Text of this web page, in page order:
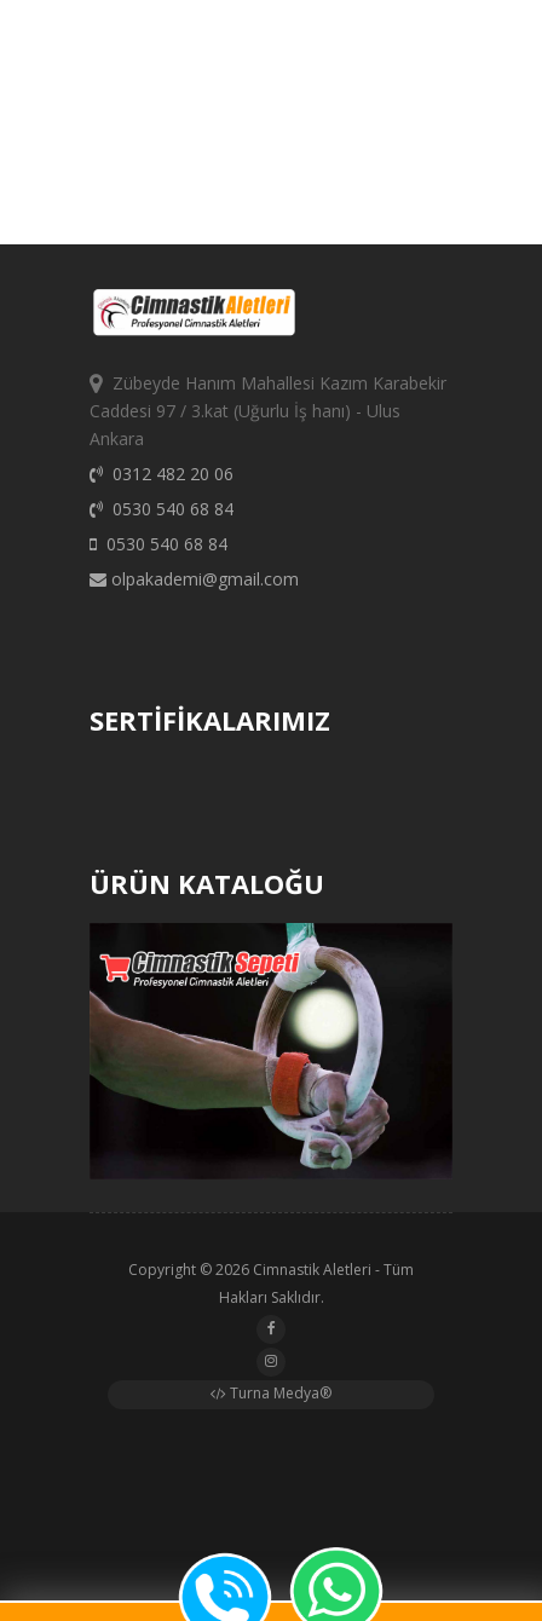
Zübeyde Hanım Mahallesi Kazım Karabekir
Caddesi 97 / 3.kat (Uğurlu İş hanı) - Ulus
Ankara
0312 482 20 06
0530 540 68 84
0530 540 68 84
olpakademi@gmail.com
SERTİFİKALARIMIZ
ÜRÜN KATALOĞU
Copyright © 2026 Cimnastik Aletleri - Tüm
Hakları Saklıdır.
Turna Medya®